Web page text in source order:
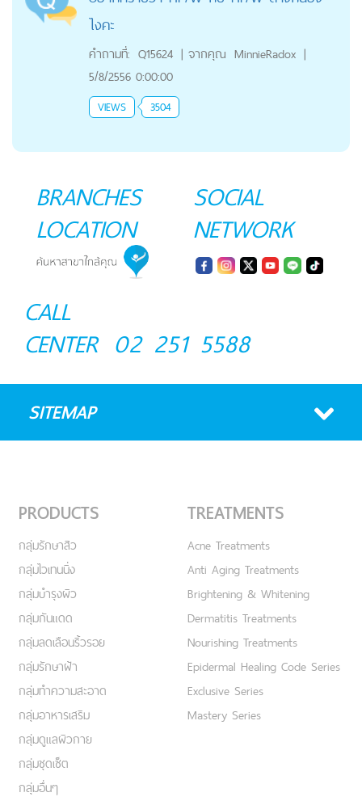
ไงคะ
คำถามที่: Q15624 | จากคุณ MinnieRadox |
5/8/2556 0:00:00
VIEWS 3504
BRANCHES
LOCATION
SOCIAL
NETWORK
CALL
CENTER 02 251 5588
SITEMAP
PRODUCTS
กลุ่มรักษาสิว
กลุ่มไวเทนนิ่ง
กลุ่มบำรุงผิว
กลุ่มกันแดด
กลุ่มลดเลือนริ้วรอย
กลุ่มรักษาฝ้า
กลุ่มทำความสะอาด
กลุ่มอาหารเสริม
กลุ่มดูแลผิวกาย
กลุ่มชุดเซ็ต
กลุ่มอื่นๆ
TREATMENTS
Acne Treatments
Anti Aging Treatments
Brightening & Whitening
Dermatitis Treatments
Nourishing Treatments
Epidermal Healing Code Series
Exclusive Series
Mastery Series